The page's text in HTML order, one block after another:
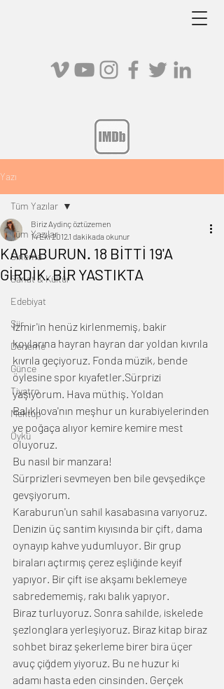
Yazı
Tüm Yazılar
Sinema
Sanat & Kültür
Edebiyat
Şiir
Deneme
Günce
Tiyatro
Mektup
Öykü
Tüm Yazılar
KARABURUN. 18 BİTTİ 19'A
GİRDİK. BİR YASTIKTA
Biriz Aydinç öztüzemen
14 Eki 20121 dakikada okunur
İzmir'in henüz kirlenmemiş, bakir
koylarına hayran hayran dar yoldan kıvrıla
kıvrıla geçiyoruz. Fonda müzik, bende
öylesine spor kıyafetler.Sürprizi
yaşıyorum. Hava müthiş. Yoldan
Balıklıova'nın meşhur un kurabiyelerinden
ve poğaça alıyor kemire kemire mest
oluyoruz.
Bu nasıl bir manzara!
Sürprizleri sevmeyen ben bile gevşedikçe
gevşiyorum.
Karaburun'un sahil kasabasına varıyoruz.
Denizin üç santim kıyısında bir çift, dama
oynayıp kahve yudumluyor. Bir grup
biraları açtırmış çerez eşliğinde keyif
yapıyor. Bir çift ise akşamı beklemeye
sabredememiş, rakı balık yapıyor.
Biraz turluyoruz. Sonra sahilde, iskelede
şezlonglara yerleşiyoruz. Biraz kitap biraz
sohbet biraz şekerleme birer bira üçer
avuç çiğdem yiyoruz. Bu ne huzur ki
adamı hasta eden cinsinden. Gerçek